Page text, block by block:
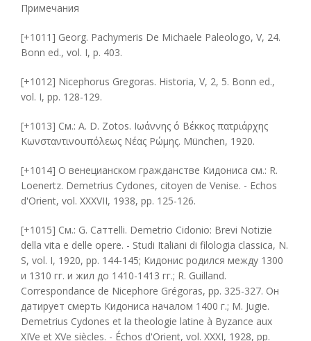
Примечания
[+1011] Georg. Pachymeris De Michaele Paleologo, V, 24.
Bonn ed., vol. I, p. 403.
[+1012] Nicephorus Gregoras. Historia, V, 2, 5. Bonn ed.,
vol. I, pp. 128-129.
[+1013] См.: A. D. Zotos. Ιωάννης ό Βέκκος πατριάρχης
Κωνσταντινουπόλεως Νέας Ρώμης. München, 1920.
[+1014] О венецианском гражданстве Кидониса см.: R.
Loenertz. Demetrius Cydones, citoyen de Venise. - Echos
d'Orient, vol. XXXVII, 1938, pp. 125-126.
[+1015] См.: G. Саттеlli. Demetrio Cidonio: Brevi Notizie
della vita e delle opere. - Studi Italiani di filologia classica, N.
S, vol. I, 1920, pp. 144-145; Кидонис родился между 1300
и 1310 гг. и жил до 1410-1413 гг.; R. Guilland.
Correspondance de Nicephore Grégoras, pp. 325-327. Он
датирует смерть Кидониса началом 1400 г.; M. Jugie.
Demetrius Cydones et la theologie latine à Byzance aux
XIVе et XVе siècles. - Échos d'Orient, vol. XXXI, 1928, pp.